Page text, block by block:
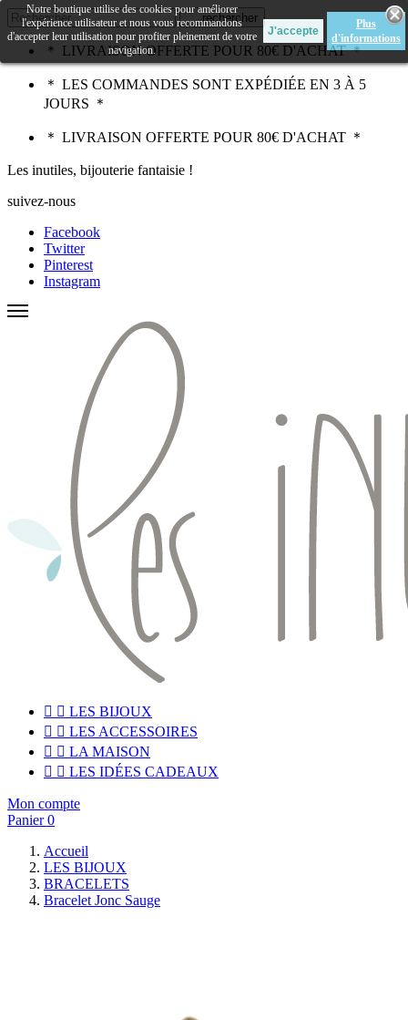
rechercher
＊ LIVRAISON OFFERTE POUR 80€ D'ACHAT ＊
＊ LES COMMANDES SONT EXPÉDIÉE EN 3 À 5
JOURS ＊
＊ LIVRAISON OFFERTE POUR 80€ D'ACHAT ＊
Les inutiles, bijouterie fantaisie !
suivez-nous
Facebook
Twitter
Pinterest
Instagram
  LES BIJOUX
  LES ACCESSOIRES
  LA MAISON
  LES IDÉES CADEAUX
Mon compte
Panier 0
Notre boutique utilise des cookies pour améliorer
l'expérience utilisateur et nous vous recommandons
d'accepter leur utilisation pour profiter pleinement de votre
navigation.
Plus
d'informations
Accueil
LES BIJOUX
BRACELETS
Bracelet Jonc Sauge